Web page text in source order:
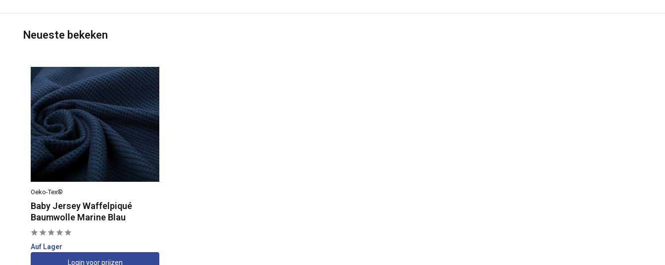
Neueste bekeken
Oeko-Tex®
Baby Jersey Waffelpiqué
Baumwolle Marine Blau
Auf Lager
Login voor prijzen